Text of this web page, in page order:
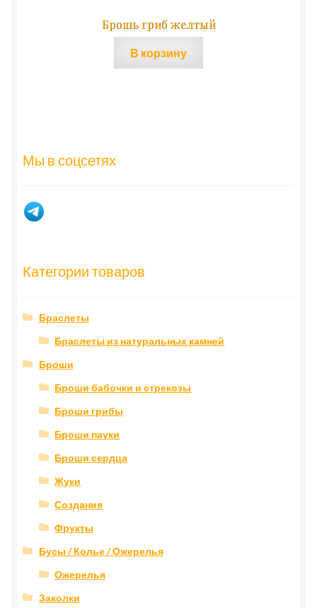
Брошь гриб желтый
В корзину
Мы в соцсетях
Категории товаров
Браслеты
Браслеты из натуральных камней
Броши
Броши бабочки и стрекозы
Броши грибы
Броши пауки
Броши сердца
Жуки
Создания
Фрукты
Бусы / Колье / Ожерелья
Ожерелья
Заколки